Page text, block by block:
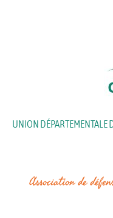
UNION DÉPARTEMENTALE
Association de